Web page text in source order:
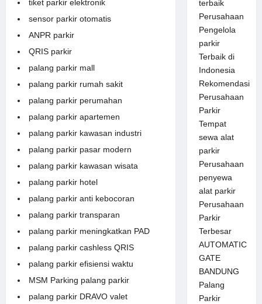
tiket parkir elektronik
sensor parkir otomatis
ANPR parkir
QRIS parkir
palang parkir mall
palang parkir rumah sakit
palang parkir perumahan
palang parkir apartemen
palang parkir kawasan industri
palang parkir pasar modern
palang parkir kawasan wisata
palang parkir hotel
palang parkir anti kebocoran
palang parkir transparan
palang parkir meningkatkan PAD
palang parkir cashless QRIS
palang parkir efisiensi waktu
MSM Parking palang parkir
palang parkir DRAVO valet
terbaik
Perusahaan
Pengelola
parkir
Terbaik di
Indonesia
Rekomendasi
Perusahaan
Parkir
Tempat
sewa alat
parkir
Perusahaan
penyewa
alat parkir
Perusahaan
Parkir
Terbesar
AUTOMATIC
GATE
BANDUNG
Palang
Parkir